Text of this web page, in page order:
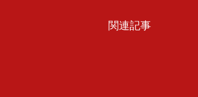
関連記事